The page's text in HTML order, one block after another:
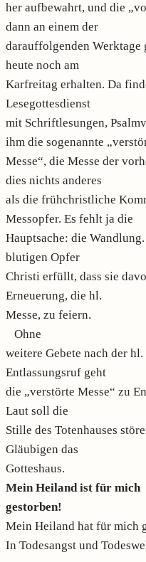
her aufbewahrt, und die
dann an einem der
darauffolgenden Werktage
heute noch am
Karfreitag erhalten. Da
Lesegottesdienst
mit Schriftlesungen,
ihm die sogenannte
Messe“, die Messe der
dies nichts anderes
als die frühchristliche
Messopfer. Es fehlt ja die
Hauptsache: die
blutigen Opfer
Christi erfüllt, dass sie
Erneuerung, die hl.
Messe, zu feiern.
Ohne
weitere Gebete nach der
Entlassungsruf geht
die „verstörte Messe“ zu
Laut soll die
Stille des Totenhauses
Gläubigen das
Gotteshaus.
Mein Heiland ist für mich
gestorben!
Mein Heiland hat für mich
In Todesangst und